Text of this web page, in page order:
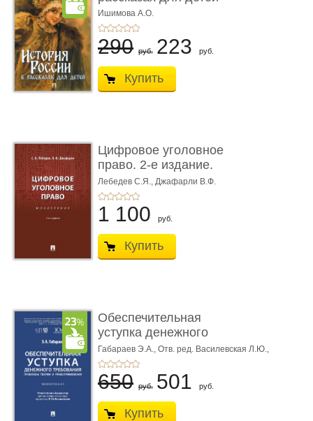
Ишимова А.О.
290 руб. 223 руб.
Купить
Цифровое уголовное
право. 2-е издание.
Монограф ...
Лебедев С.Я., Джафарли В.Ф.
1 100 руб.
Купить
Обеспечительная
уступка денежного
требования ...
Габараев Э.А., Отв. ред. Василевская Л.Ю.,
вступ. сл. Каретина М.Г.
650 руб. 501 руб.
Купить